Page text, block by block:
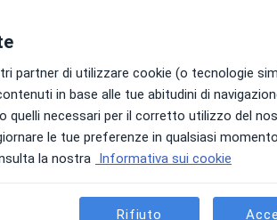
l'Università
per la
del
per valutare
partner di utilizzare cookie (o tecnologie
in base alle tue abitudini di
quelli necessari per il corretto utilizzo del
le tue preferenze in qualsiasi
la nostra Informativa sui cookie
Rifiuto